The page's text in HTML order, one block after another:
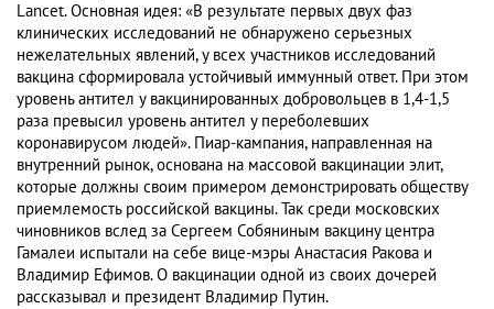
Lancet. Основная идея: «В результате первых двух фаз
клинических исследований не обнаружено серьезных
нежелательных явлений, у всех участников исследований
вакцина сформировала устойчивый иммунный ответ. При этом
уровень антител у вакцинированных добровольцев в 1,4-1,5
раза превысил уровень антител у переболевших
коронавирусом людей». Пиар-кампания, направленная на
внутренний рынок, основана на массовой вакцинации элит,
которые должны своим примером демонстрировать обществу
приемлемость российской вакцины. Так среди московских
чиновников вслед за Сергеем Собяниным вакцину центра
Гамалеи испытали на себе вице-мэры Анастасия Ракова и
Владимир Ефимов. О вакцинации одной из своих дочерей
рассказывал и президент Владимир Путин.